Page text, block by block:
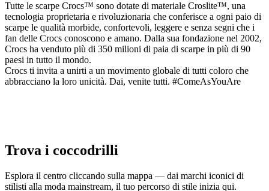
Tutte le scarpe Crocs™ sono dotate di materiale Croslite™, una
tecnologia proprietaria e rivoluzionaria che conferisce a ogni paio di
scarpe le qualità morbide, confortevoli, leggere e senza segni che i
fan delle Crocs conoscono e amano. Dalla sua fondazione nel 2002,
Crocs ha venduto più di 350 milioni di paia di scarpe in più di 90
paesi in tutto il mondo.
Crocs ti invita a unirti a un movimento globale di tutti coloro che
abbracciano la loro unicità. Dai, venite tutti. #ComeAsYouAre
Trova i coccodrilli
Esplora il centro cliccando sulla mappa — dai marchi iconici di
stilisti alla moda mainstream, il tuo percorso di stile inizia qui.